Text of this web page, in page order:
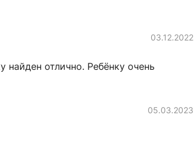
03.12.2022
найден отлично. Ребёнку очень
05.03.2023